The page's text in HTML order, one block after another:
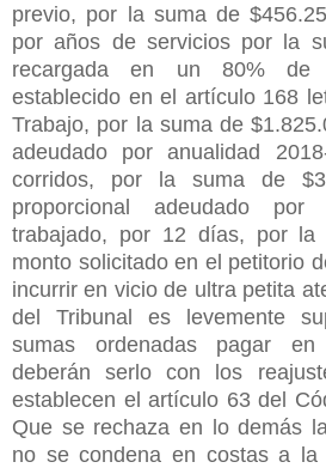
previo, por la suma de
por años de servicios por la
recargada en un 80% de
establecido en el artículo 168
Trabajo, por la suma de
adeudado por anualidad
corridos, por la suma de
proporcional adeudado
trabajado, por 12 días, por la
monto solicitado en el petitorio
incurrir en vicio de ultra petita
del Tribunal es levemente
sumas ordenadas pagar en
deberán serlo con los
establecen el artículo 63 del
Que se rechaza en lo demás
no se condena en costas a la